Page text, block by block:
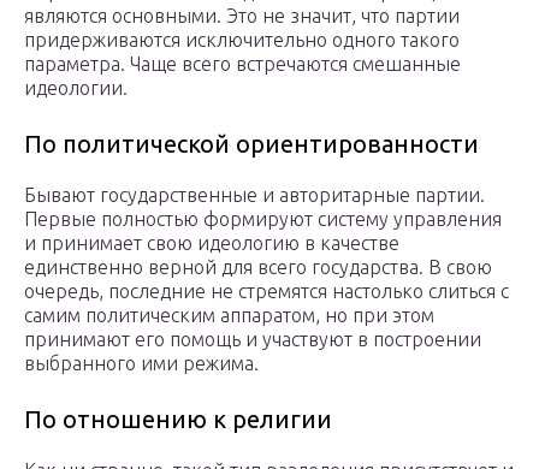
являются основными. Это не значит, что партии
придерживаются исключительно одного такого
параметра. Чаще всего встречаются смешанные
идеологии.
По политической ориентированности
Бывают государственные и авторитарные партии.
Первые полностью формируют систему управления
и принимает свою идеологию в качестве
единственно верной для всего государства. В свою
очередь, последние не стремятся настолько слиться с
самим политическим аппаратом, но при этом
принимают его помощь и участвуют в построении
выбранного ими режима.
По отношению к религии